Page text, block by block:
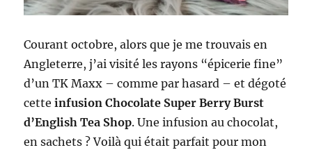
Courant octobre, alors que je me trouvais en
Angleterre, j’ai visité les rayons “épicerie fine”
d’un TK Maxx – comme par hasard – et dégoté
cetteinfusion Chocolate Super Berry Burst
d’English Tea Shop. Une infusion au chocolat,
en sachets ? Voilà qui était parfait pour mon